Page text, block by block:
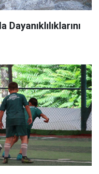
Dayanıklılıklarını